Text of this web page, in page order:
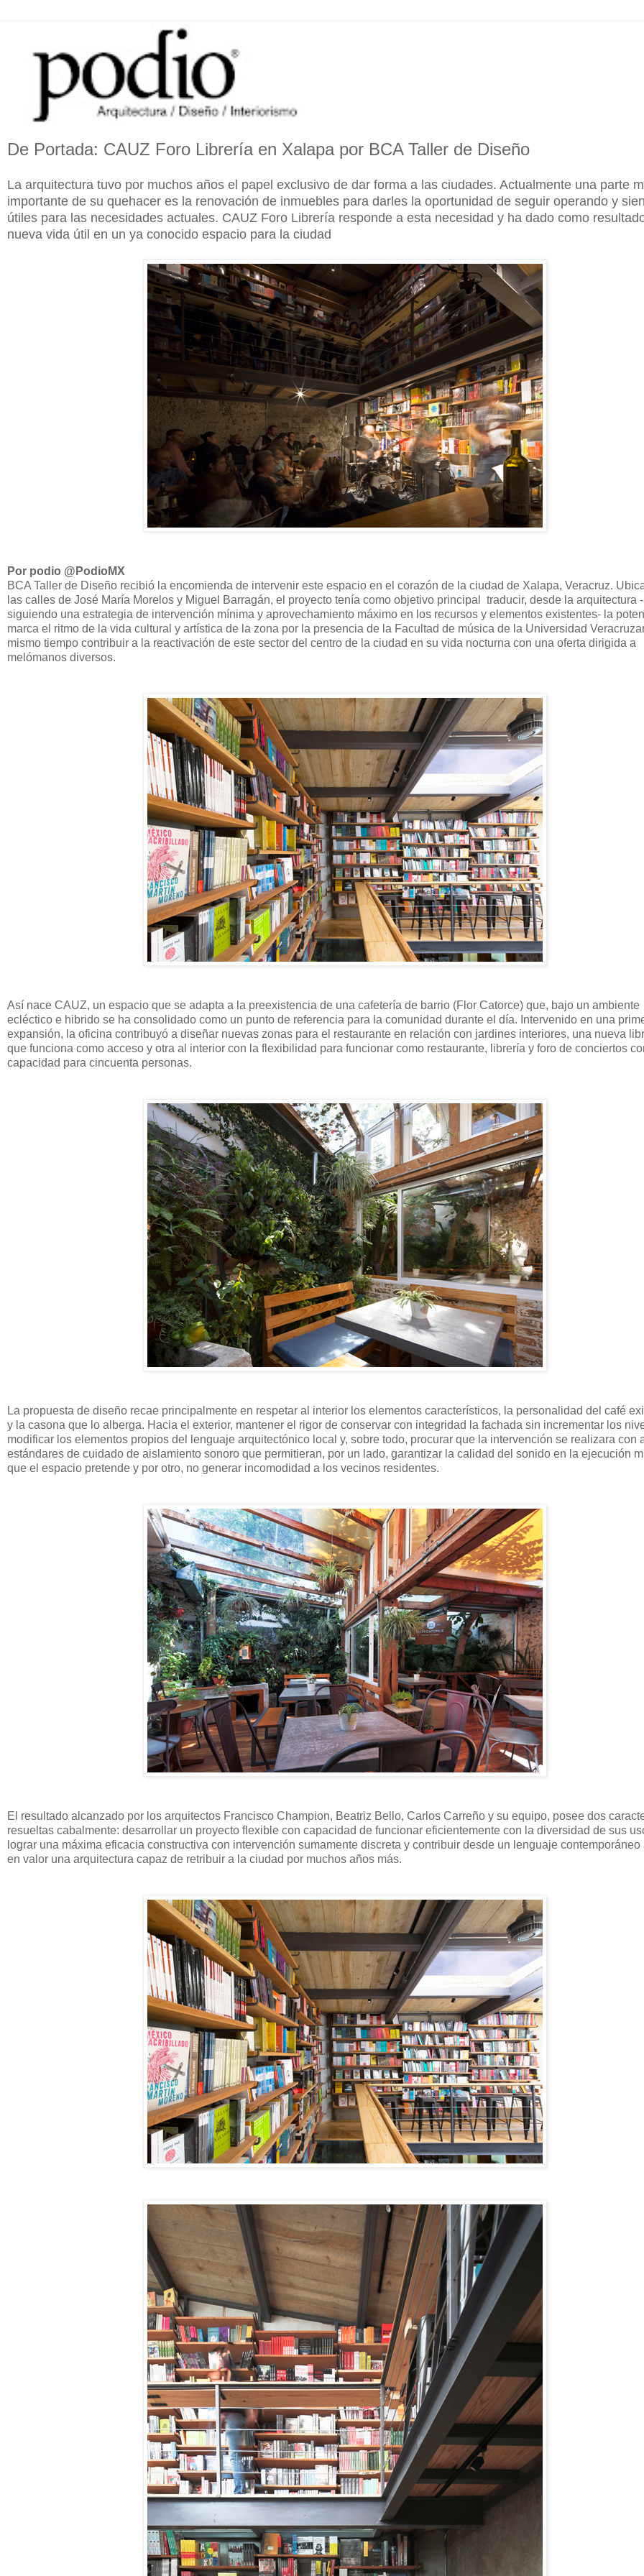
De Portada: CAUZ Foro Librería en Xalapa por BCA Taller de Diseño
La arquitectura tuvo por muchos años el papel exclusivo de dar forma a las ciudades. Actualmente una parte
importante de su quehacer es la renovación de inmuebles para darles la oportunidad de seguir operando y
útiles para las necesidades actuales. CAUZ Foro Librería responde a esta necesidad y ha dado como
nueva vida útil en un ya conocido espacio para la ciudad
Por podio @PodioMX
BCA Taller de Diseño recibió la encomienda de intervenir este espacio en el corazón de la ciudad de Xalapa, Veracruz.
las calles de José María Morelos y Miguel Barragán, el proyecto tenía como objetivo principal traducir, desde la arquitectura -
siguiendo una estrategia de intervención mínima y aprovechamiento máximo en los recursos y elementos existentes- la
marca el ritmo de la vida cultural y artística de la zona por la presencia de la Facultad de música de la Universidad
mismo tiempo contribuir a la reactivación de este sector del centro de la ciudad en su vida nocturna con una oferta dirigida a
melómanos diversos.
Así nace CAUZ, un espacio que se adapta a la preexistencia de una cafetería de barrio (Flor Catorce) que, bajo un ambiente
ecléctico e hibrido se ha consolidado como un punto de referencia para la comunidad durante el día. Intervenido en una
expansión, la oficina contribuyó a diseñar nuevas zonas para el restaurante en relación con jardines interiores, una nueva
que funciona como acceso y otra al interior con la flexibilidad para funcionar como restaurante, librería y foro de conciertos
capacidad para cincuenta personas.
La propuesta de diseño recae principalmente en respetar al interior los elementos característicos, la personalidad del café
y la casona que lo alberga. Hacia el exterior, mantener el rigor de conservar con integridad la fachada sin incrementar los
modificar los elementos propios del lenguaje arquitectónico local y, sobre todo, procurar que la intervención se realizara con
estándares de cuidado de aislamiento sonoro que permitieran, por un lado, garantizar la calidad del sonido en la ejecución
que el espacio pretende y por otro, no generar incomodidad a los vecinos residentes.
El resultado alcanzado por los arquitectos Francisco Champion, Beatriz Bello, Carlos Carreño y su equipo, posee dos
resueltas cabalmente: desarrollar un proyecto flexible con capacidad de funcionar eficientemente con la diversidad de sus
lograr una máxima eficacia constructiva con intervención sumamente discreta y contribuir desde un lenguaje contemporáneo
en valor una arquitectura capaz de retribuir a la ciudad por muchos años más.